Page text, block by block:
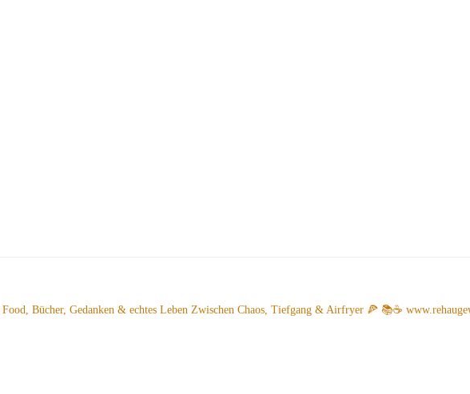
Food, Bücher, Gedanken & echtes Leben Zwischen Chaos, Tiefgang & Airfryer 🍕 📚☕️